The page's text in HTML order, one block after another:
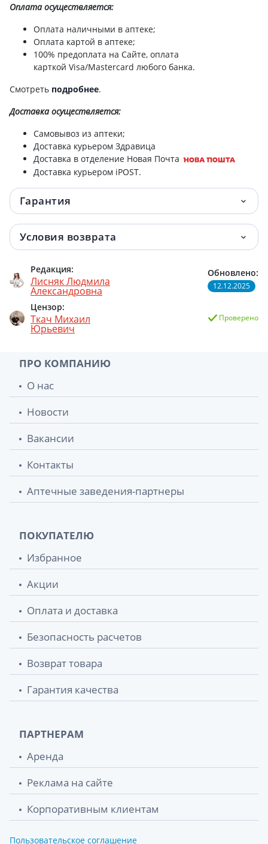
Оплата осуществляется:
Оплата наличными в аптеке;
Оплата картой в аптеке;
100% предоплата на Сайте, оплата
карткой Visa/Mastercard любого банка.
Смотреть подробнее.
Доставкаосуществляется:
Самовывоз из аптеки;
Доставка курьером Здравица
Доставка в отделение Новая Почта
Доставка курьером iPOST.
Гарантия
Условия возврата
Редакция:
Лисняк Людмила
Александровна
Цензор:
Ткач Михаил
Юрьевич
Обновлено:
12.12.2025
Проверено
ПРО КОМПАНИЮ
О нас
Новости
Вакансии
Контакты
Аптечные заведения-партнеры
ПОКУПАТЕЛЮ
Избранное
Акции
Оплата и доставка
Безопасность расчетов
Возврат товара
Гарантия качества
ПАРТНЕРАМ
Аренда
Реклама на сайте
Корпоративным клиентам
Пользовательское соглашение